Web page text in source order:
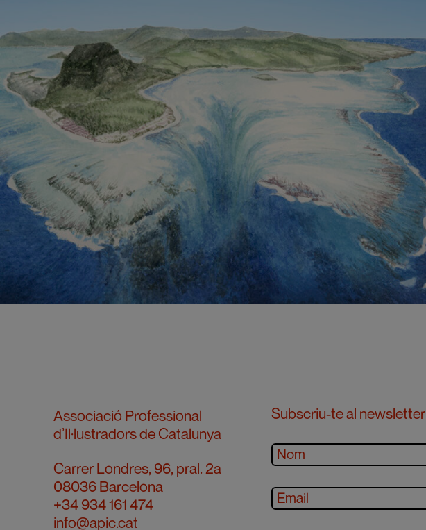
Associació Professional
d’Il·lustradors de Catalunya
Carrer Londres, 96, pral. 2a
08036 Barcelona
+34 934 161 474
info@apic.cat
Subscriu-te al newsletter